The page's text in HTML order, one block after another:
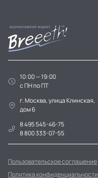
10:00 — 19:00
c ПН по ПТ
г. Москва, улица Клинская,
дом 6
8 495 545-46-75
8 800 333-07-55
Пользовательское соглашение
Политика конфиденциальности